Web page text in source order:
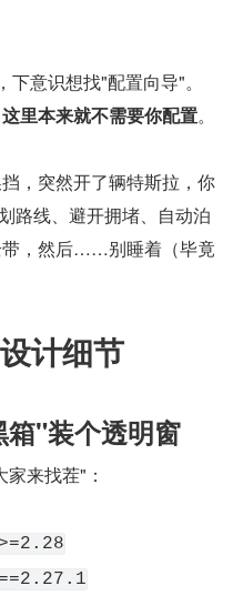
意识想找"配置向导"。
这里本来就不需要你配置。
，突然开了辆特斯拉，你
路线、避开拥堵、自动泊
带，然后……别睡着（毕竟
计细节
"装个透明窗
来找茬"：